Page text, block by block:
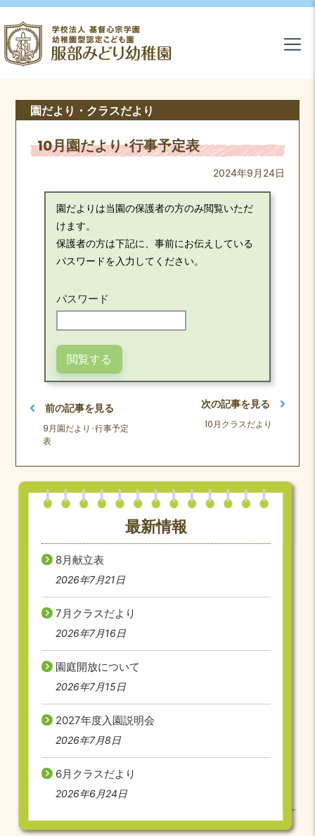
園だより・クラスだより
10月園だより･行事予定表
2024年9月24日
園だよりは当園の保護者の方のみ閲覧いただ
けます。
保護者の方は下記に、事前にお伝えしている
パスワードを入力してください。
パスワード
前の記事を見る
9月園だより･行事予定
表
次の記事を見る
10月クラスだより
最新情報
8月献立表
2026年7月21日
7月クラスだより
2026年7月16日
園庭開放について
2026年7月15日
2027年度入園説明会
2026年7月8日
6月クラスだより
2026年6月24日